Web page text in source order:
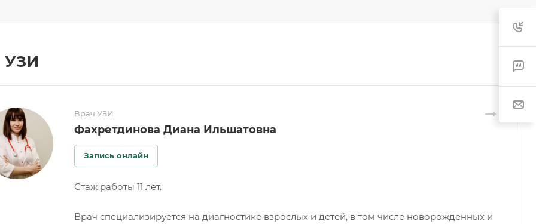
УЗИ
Врач УЗИ
Фахретдинова Диана Ильшатовна
Запись онлайн
Стаж работы 11 лет.
Врач специализируется на диагностике взрослых и детей, в том числе новорожденных и